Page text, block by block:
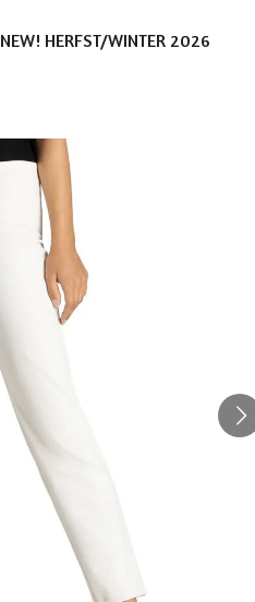
NEW! HERFST/WINTER 2026